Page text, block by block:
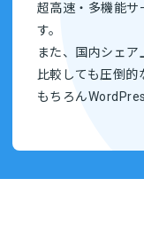
超高速・多機能サ
す。
また、国内シェ
比較しても圧倒的
もちろん